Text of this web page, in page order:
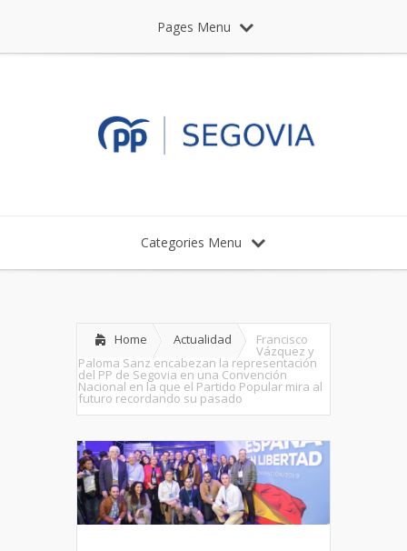
Pages Menu
Categories Menu
Home Actualidad Francisco
Vázquez y
Paloma Sanz encabezan la representación
del PP de Segovia en una Convención
Nacional en la que el Partido Popular mira al
futuro recordando su pasado